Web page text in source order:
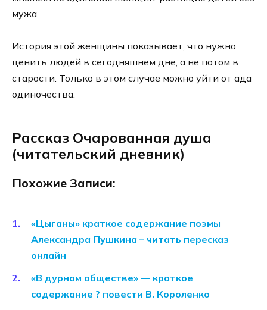
мужа.
История этой женщины показывает, что нужно
ценить людей в сегодняшнем дне, а не потом в
старости. Только в этом случае можно уйти от ада
одиночества.
Рассказ Очарованная душа
(читательский дневник)
Похожие Записи:
«Цыганы» краткое содержание поэмы
Александра Пушкина – читать пересказ
онлайн
«В дурном обществе» — краткое
содержание ? повести В. Короленко